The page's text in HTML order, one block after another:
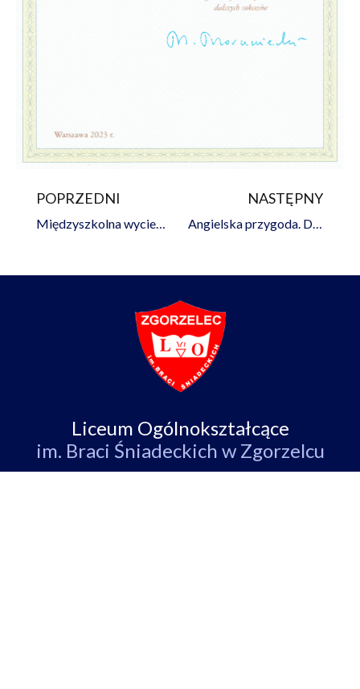
Prev
POPRZEDNI
Międzyszkolna wycieczka do Londynu
NASTĘPNY
Angielska przygoda. Dzień 2
Liceum Ogólnokształcące
im. Braci Śniadeckich w Zgorzelcu